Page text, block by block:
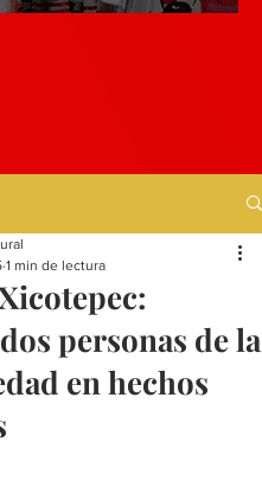
personas de la
en hechos
1 min de lectura